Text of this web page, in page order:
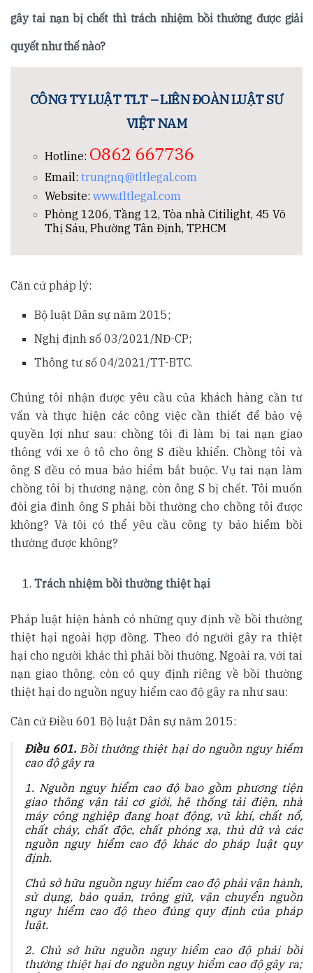
gây tai nạn bị chết thì trách nhiệm bồi thường được giải
quyết như thế nào?
CÔNG TY LUẬT TLT – LIÊN ĐOÀN LUẬT SƯ
VIỆT NAM
Hotline: O862 667736
Email: trungnq@tltlegal.com
Website:www.tltlegal.com
Phòng 1206, Tầng 12, Tòa nhà Citilight, 45 Võ
Thị Sáu, Phường Tân Định, TP.HCM
Căn cứ pháp lý:
Bộ luật Dân sự năm 2015;
Nghị định số 03/2021/NĐ-CP;
Thông tư số 04/2021/TT-BTC.
Chúng tôi nhận được yêu cầu của khách hàng cần tư
vấn và thực hiện các công việc cần thiết để bảo vệ
quyền lợi như sau: chồng tôi đi làm bị tai nạn giao
thông với xe ô tô cho ông S điều khiển. Chồng tôi và
ông S đều có mua bảo hiểm bắt buộc. Vụ tai nạn làm
chồng tôi bị thương nặng, còn ông S bị chết. Tôi muốn
đòi gia đình ông S phải bồi thường cho chồng tôi được
không? Và tôi có thể yêu cầu công ty bảo hiểm bồi
thường được không?
Trách nhiệm bồi thường thiệt hại
Pháp luật hiện hành có những quy định về bồi thường
thiệt hại ngoài hợp đồng. Theo đó người gây ra thiệt
hại cho người khác thì phải bồi thường. Ngoài ra, với tai
nạn giao thông, còn có quy định riêng về bồi thường
thiệt hại do nguồn nguy hiểm cao độ gây ra như sau:
Căn cứ Điều 601 Bộ luật Dân sự năm 2015:
Điều 601. Bồi thường thiệt hại do nguồn nguy hiểm
cao độ gây ra
1. Nguồn nguy hiểm cao độ bao gồm phương tiện
giao thông vận tải cơ giới, hệ thống tải điện, nhà
máy công nghiệp đang hoạt động, vũ khí, chất nổ,
chất cháy, chất độc, chất phóng xạ, thú dữ và các
nguồn nguy hiểm cao độ khác do pháp luật quy
định.
Chủ sở hữu nguồn nguy hiểm cao độ phải vận hành,
sử dụng, bảo quản, trông giữ, vận chuyển nguồn
nguy hiểm cao độ theo đúng quy định của pháp
luật.
2. Chủ sở hữu nguồn nguy hiểm cao độ phải bồi
thường thiệt hại do nguồn nguy hiểm cao độ gây ra;